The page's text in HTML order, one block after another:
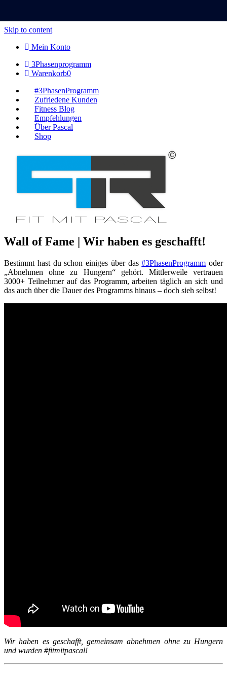
Skip to content
Mein Konto
3Phasenprogramm
Warenkorb0
#3PhasenProgramm
Zufriedene Kunden
Fitness Blog
Empfehlungen
Über Pascal
Shop
Wall of Fame | Wir haben es geschafft!
Bestimmt hast du schon einiges über das#3PhasenProgramm oder
„Abnehmen ohne zu Hungern“ gehört. Mittlerweile vertrauen
3000+ Teilnehmer auf das Programm, arbeiten täglich an sich und
das auch über die Dauer des Programms hinaus – doch sieh selbst!
Wir haben es geschafft, gemeinsam abnehmen ohne zu Hungern
und wurden #fitmitpascal!